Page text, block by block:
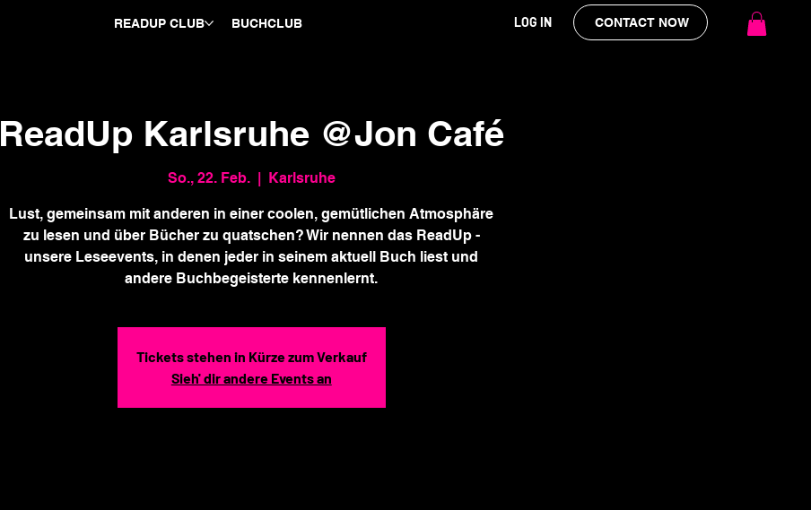
READUP CLUB BUCHCLUB LOG IN CONTACT NOW
ReadUp Karlsruhe @Jon Café
So., 22. Feb.
  |
Karlsruhe
Lust, gemeinsam mit anderen in einer coolen, gemütlichen Atmosphäre
zu lesen und über Bücher zu quatschen? Wir nennen das ReadUp -
unsere Leseevents, in denen jeder in seinem aktuell Buch liest und
andere Buchbegeisterte kennenlernt.
Tickets stehen in Kürze zum Verkauf
Sieh' dir andere Events an